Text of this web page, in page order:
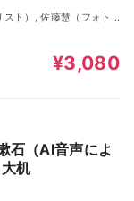
¥3,080
石（AI音声によ
机